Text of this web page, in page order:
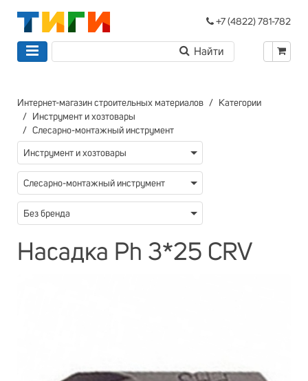
+7 (4822) 781-782
Интернет-магазин строительных материалов
Категории
Инструмент и хозтовары
Слесарно-монтажный инструмент
Инструмент и хозтовары
Слесарно-монтажный инструмент
Без бренда
Насадка Ph 3*25 CRV